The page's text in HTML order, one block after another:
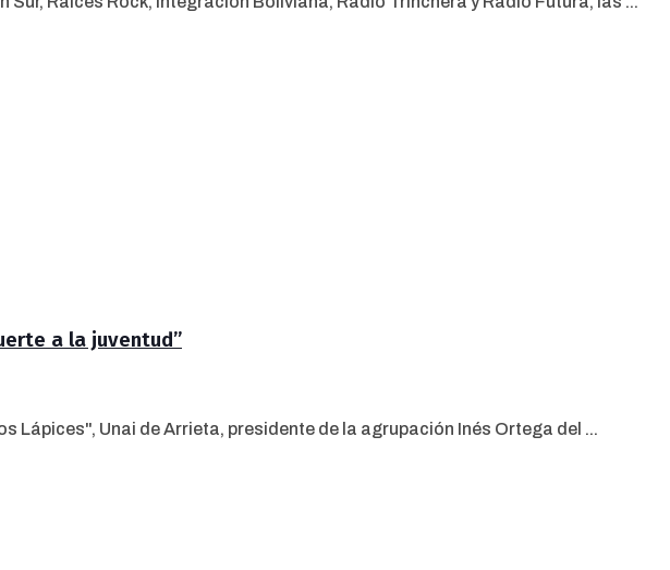
a la juventud”
Lápices", Unai de Arrieta, presidente de la agrupación Inés Ortega del ...